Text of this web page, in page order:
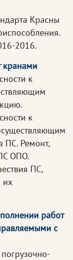
Красны
2016.
кранами
к
к
ПС. Ремонт,
ОПО.
ПС,
их
работ
с